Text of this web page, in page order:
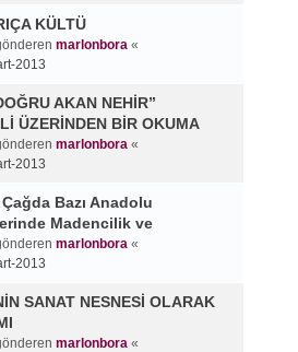
KÜLTÜ
marlonbora«
2013
AKAN NEHİR”
ÜZERİNDEN BİR OKUMA
marlonbora«
2013
Bazı Anadolu
Madencilik ve
marlonbora«
2013
SANAT NESNESİ OLARAK
marlonbora«